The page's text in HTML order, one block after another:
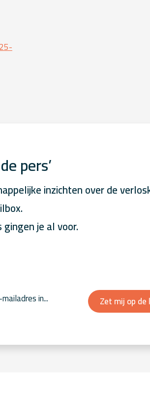
pers’
inzichten over de
je al voor.
Zet mij op